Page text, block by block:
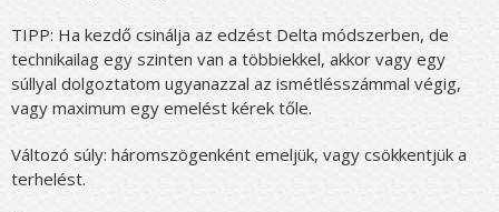
TIPP: Ha kezdő csinálja az edzést Delta módszerben, de
technikailag egy szinten van a többiekkel, akkor vagy egy
súllyal dolgoztatom ugyanazzal az ismétlésszámmal végig,
vagy maximum egy emelést kérek tőle.
Változó súly: háromszögenként emeljük, vagy csökkentjük a
terhelést.